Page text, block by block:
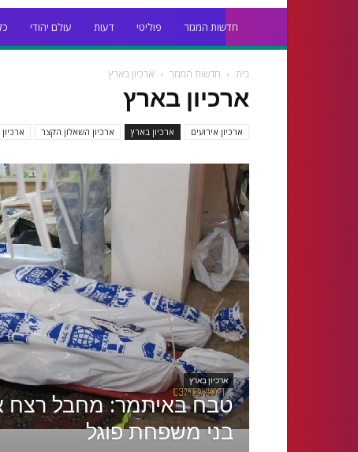
חדשות המגזר פוליטי דעות עולם יהודי
בית חדשות המגזר ארכיון בארץ
ארכיון בארץ
ארכיון אירועים ארכיון בארץ ארכיון השאלון הקצר
ארכיון בארץ
טבח באיתמר: מחבל
בני משפחת פוגל